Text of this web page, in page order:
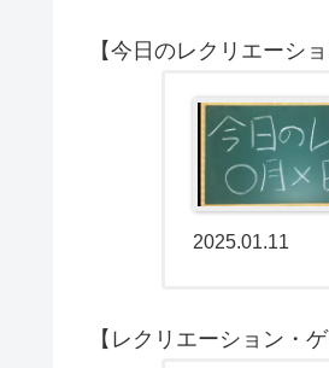
【今日のレクリエーシ
2025.01.11
【レクリエーション・